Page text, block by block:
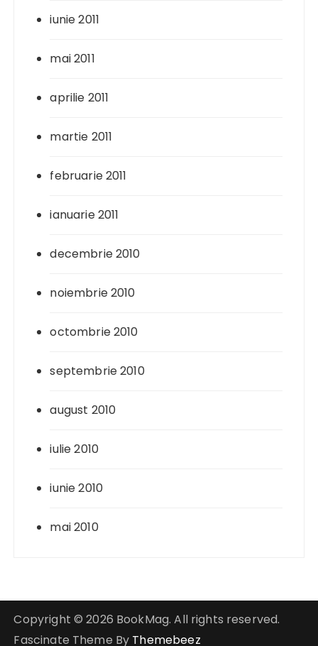
iunie 2011
mai 2011
aprilie 2011
martie 2011
februarie 2011
ianuarie 2011
decembrie 2010
noiembrie 2010
octombrie 2010
septembrie 2010
august 2010
iulie 2010
iunie 2010
mai 2010
Copyright © 2026 BookMag. All rights reserved.
Fascinate Theme By Themebeez